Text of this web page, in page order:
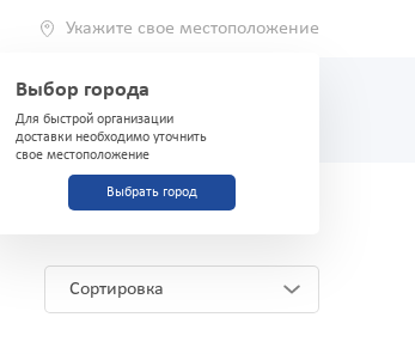
Укажите свое местоположение
Выбор города
Для быстрой организации
доставки необходимо уточнить
свое местоположение
Выбрать город
(71) 200-03-03
Сортировка